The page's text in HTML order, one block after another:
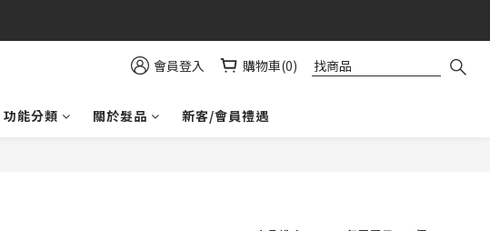
會員登入 購物車(0)
功能分類 關於髮品 新客/會員禮遇